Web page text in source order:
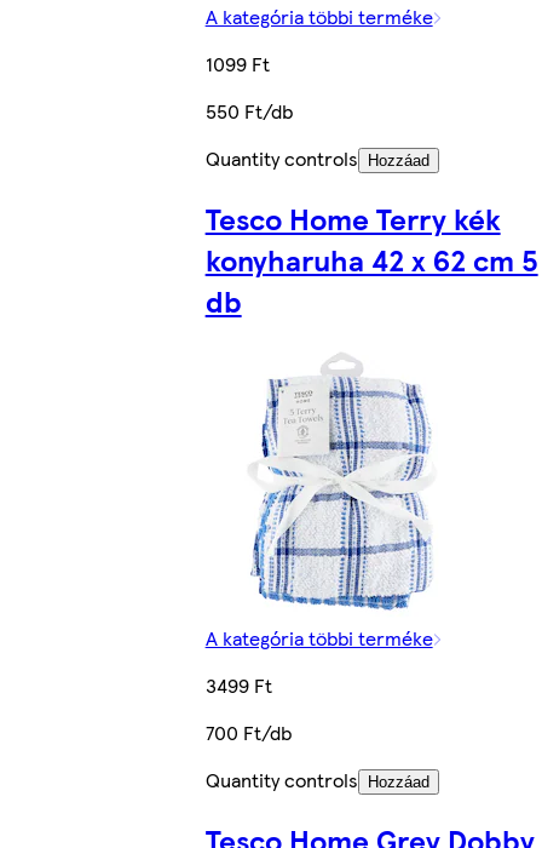
A kategória többi terméke
1099 Ft
550 Ft/db
Quantity controls
Hozzáad
Tesco Home Terry kék
konyharuha 42 x 62 cm 5
db
A kategória többi terméke
3499 Ft
700 Ft/db
Quantity controls
Hozzáad
Tesco Home Grey Dobby